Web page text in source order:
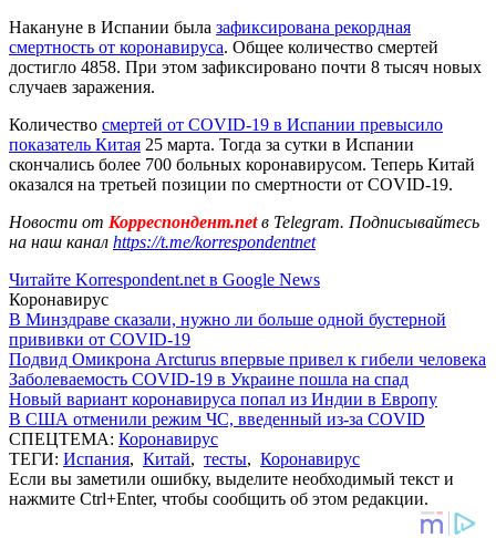
Накануне в Испании была зафиксирована рекордная
смертность от коронавируса. Общее количество смертей
достигло 4858. При этом зафиксировано почти 8 тысяч новых
случаев заражения.
Количество смертей от COVID-19 в Испании превысило
показатель Китая 25 марта. Тогда за сутки в Испании
скончались более 700 больных коронавирусом. Теперь Китай
оказался на третьей позиции по смертности от COVID-19.
Новости от Корреспондент.netв Telegram. Подписывайтесь
на наш канал https://t.me/korrespondentnet
Читайте Korrespondent.net в Google News
Коронавирус
В Минздраве сказали, нужно ли больше одной бустерной
прививки от COVID-19
Подвид Омикрона Arcturus впервые привел к гибели человека
Заболеваемость COVID-19 в Украине пошла на спад
Новый вариант коронавируса попал из Индии в Европу
В США отменили режим ЧС, введенный из-за COVID
СПЕЦТЕМА: Коронавирус
ТЕГИ: Испания, Китай, тесты, Коронавирус
Если вы заметили ошибку, выделите необходимый текст и
нажмите Ctrl+Enter, чтобы сообщить об этом редакции.